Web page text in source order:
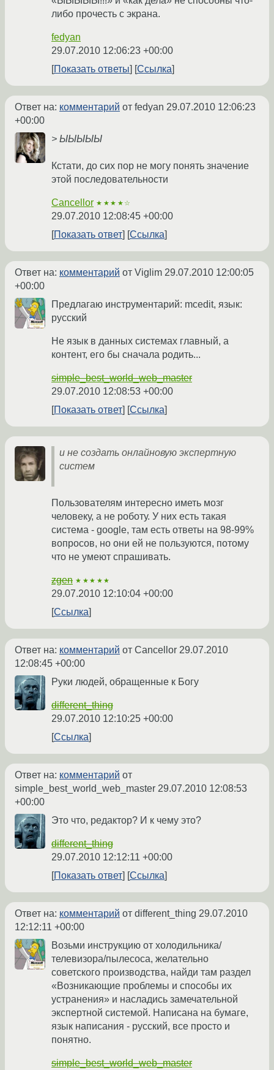
либо прочесть с экрана.
fedyan
29.07.2010 12:06:23 +00:00
Показать ответы
Ссылка
Ответ на: комментарий от fedyan 29.07.2010 12:06:23
+00:00
> ЫЫЫЫЫ
Кстати, до сих пор не могу понять значение
этой последовательности
Cancellor ★★★★☆
29.07.2010 12:08:45 +00:00
Показать ответ
Ссылка
Ответ на: комментарий от Viglim 29.07.2010 12:00:05
+00:00
Предлагаю инструментарий: mcedit, язык:
русский
Не язык в данных системах главный, а
контент, его бы сначала родить...
simple_best_world_web_master
29.07.2010 12:08:53 +00:00
Показать ответ
Ссылка
и не создать онлайновую экспертную
систем
Пользователям интересно иметь мозг
человеку, а не роботу. У них есть такая
система - google, там есть ответы на 98-99%
вопросов, но они ей не пользуются, потому
что не умеют спрашивать.
zgen ★★★★★
29.07.2010 12:10:04 +00:00
Ссылка
Ответ на: комментарий от Cancellor 29.07.2010
12:08:45 +00:00
Руки людей, обращенные к Богу
different_thing
29.07.2010 12:10:25 +00:00
Ссылка
Ответ на: комментарий от
simple_best_world_web_master 29.07.2010 12:08:53
+00:00
Это что, редактор? И к чему это?
different_thing
29.07.2010 12:12:11 +00:00
Показать ответ
Ссылка
Ответ на: комментарий от different_thing 29.07.2010
12:12:11 +00:00
Возьми инструкцию от холодильника/
телевизора/пылесоса, желательно
советского производства, найди там раздел
«Возникающие проблемы и способы их
устранения» и насладись замечательной
экспертной системой. Написана на бумаге,
язык написания - русский, все просто и
понятно.
simple_best_world_web_master